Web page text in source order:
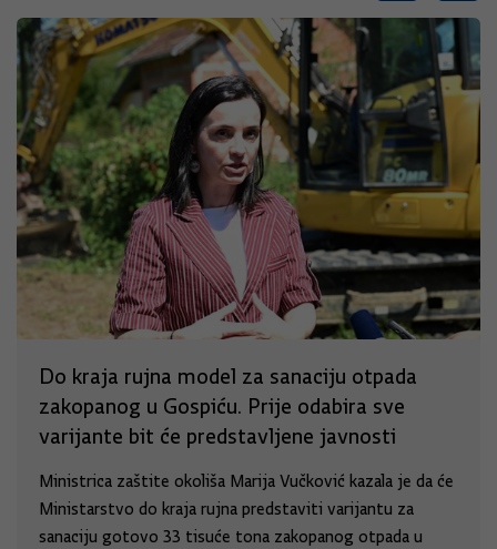
Do kraja rujna model za sanaciju otpada
zakopanog u Gospiću. Prije odabira sve
varijante bit će predstavljene javnosti
Ministrica zaštite okoliša Marija Vučković kazala je da će
Ministarstvo do kraja rujna predstaviti varijantu za
sanaciju gotovo 33 tisuće tona zakopanog otpada u